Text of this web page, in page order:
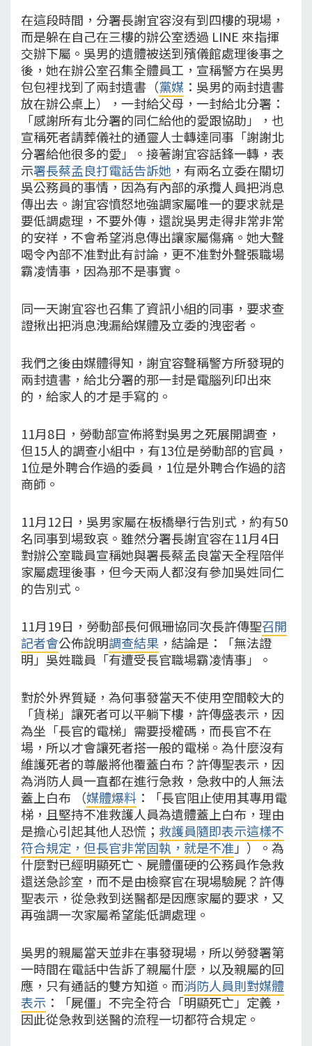
在這段時間，分署長謝宜容沒有到四樓的現場，
而是躲在自己在三樓的辦公室透過 LINE 來指揮
交辦下屬。吳男的遺體被送到殯儀館處理後事之
後，她在辦公室召集全體員工，宣稱警方在吳男
包包裡找到了兩封遺書（黨媒 ：吳男的兩封遺書
放在辦公桌上），一封給父母，一封給北分署：
「感謝所有北分署的同仁給他的愛跟協助」，也
宣稱死者請葬儀社的通靈人士轉達同事「謝謝北
分署給他很多的愛」。接著謝宜容話鋒一轉，表
示署長蔡孟良打電話告訴她 ，有兩名立委在關切
吳公務員的事情，因為有內部的承攬人員把消息
傳出去。謝宜容憤怒地強調家屬唯一的要求就是
要低調處理，不要外傳，還說吳男走得非常非常
的安祥，不會希望消息傳出讓家屬傷痛。她大聲
喝令內部不准對此有討論，更不准對外聲張職場
霸凌情事，因為那不是事實。
同一天謝宜容也召集了資訊小組的同事，要求查
證揪出把消息洩漏給媒體及立委的洩密者。
我們之後由媒體得知，謝宜容聲稱警方所發現的
兩封遺書，給北分署的那一封是電腦列印出來
的，給家人的才是手寫的。
11月8日，勞動部宣佈將對吳男之死展開調查，
但15人的調查小組中，有13位是勞動部的官員，
1位是外聘合作過的委員，1位是外聘合作過的諮
商師。
11月12日，吳男家屬在板橋舉行告別式，約有50
名同事到場致哀。雖然分署長謝宜容在11月4日
對辦公室職員宣稱她與署長蔡孟良當天全程陪伴
家屬處理後事，但今天兩人都沒有參加吳姓同仁
的告別式。
11月19日，勞動部長何佩珊協同次長許傳聖召開
記者會公佈說明調查結果 ，結論是：「無法證
明」吳姓職員「有遭受長官職場霸凌情事」。
對於外界質疑，為何事發當天不使用空間較大的
「貨梯」讓死者可以平躺下樓，許傳盛表示，因
為坐「長官的電梯」需要授權碼，而長官不在
場，所以才會讓死者搭一般的電梯。為什麼沒有
維護死者的尊嚴將他覆蓋白布？許傳聖表示，因
為消防人員一直都在進行急救，急救中的人無法
蓋上白布 （媒體爆料 ：「長官阻止使用其專用電
梯，且堅持不准救護人員為遺體蓋上白布，理由
是擔心引起其他人恐慌； 救護員隨即表示這樣不
符合規定，但長官非常固執，就是不准」）。為
什麼對已經明顯死亡、屍體僵硬的公務員作急救
還送急診室，而不是由檢察官在現場驗屍？許傳
聖表示，從急救到送醫都是因應家屬的要求，又
再強調一次家屬希望能低調處理。
吳男的親屬當天並非在事發現場，所以勞發署第
一時間在電話中告訴了親屬什麼，以及親屬的回
應，只有通話的雙方知道。而消防人員則對媒體
表示 ：「屍僵」不完全符合「明顯死亡」定義，
因此從急救到送醫的流程一切都符合規定。